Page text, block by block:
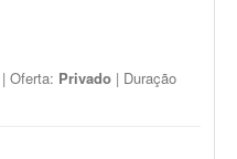
| Oferta: Privado | Duração